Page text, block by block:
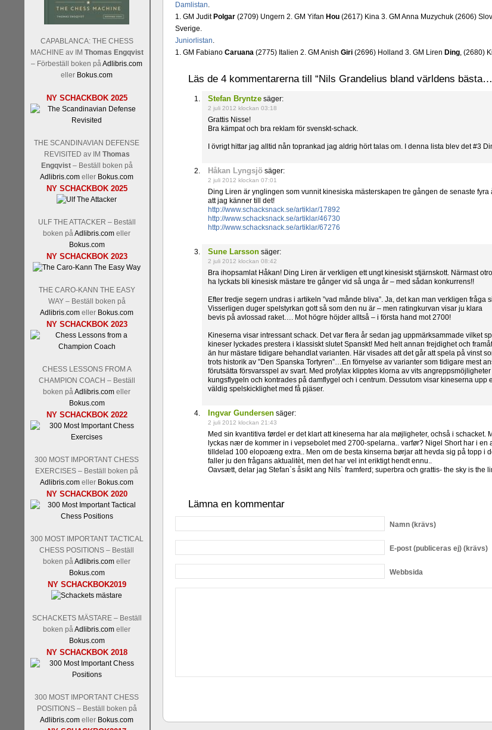
CAPABLANCA: THE CHESS
MACHINE av IM Thomas Engqvist
– Förbeställ boken påAdlibris.com
eller Bokus.com
NY SCHACKBOK 2025
THE SCANDINAVIAN DEFENSE
REVISITED av IM Thomas
Engqvist– Beställ boken på
Adlibris.com eller Bokus.com
NY SCHACKBOK 2025
ULF THE ATTACKER – Beställ
boken påAdlibris.com eller
Bokus.com
NY SCHACKBOK 2023
THE CARO-KANN THE EASY
WAY – Beställ boken på
Adlibris.com eller Bokus.com
NY SCHACKBOK 2023
CHESS LESSONS FROM A
CHAMPION COACH – Beställ
boken påAdlibris.com eller
Bokus.com
NY SCHACKBOK 2022
300 MOST IMPORTANT CHESS
EXERCISES – Beställ boken på
Adlibris.com eller Bokus.com
NY SCHACKBOK 2020
300 MOST IMPORTANT TACTICAL
CHESS POSITIONS – Beställ
boken påAdlibris.com eller
Bokus.com
NY SCHACKBOK2019
SCHACKETS MÄSTARE – Beställ
boken påAdlibris.com eller
Bokus.com
NY SCHACKBOK 2018
300 MOST IMPORTANT CHESS
POSITIONS – Beställ boken på
Adlibris.com eller Bokus.com
Damlistan.
1. GM Judit Polgar(2709) Ungern 2. GM Yifan Hou(2617) Kina 3. GM Anna Muzychuk (2606)
Sverige.
Juniorlistan.
1. GM Fabiano Caruana (2775) Italien 2. GM Anish Giri(2696) Holland 3. GM Liren Ding, (2680)
Läs de 4 kommentarerna till “Nils Grandelius bland världens
Stefan Bryntzesäger:
2 juli 2012 klockan 03:18
Grattis Nisse!
Bra kämpat och bra reklam för svenskt-schack.
I övrigt hittar jag alltid nån toprankad jag aldrig hört talas om. I denna lista blev det #3
Håkan Lyngsjösäger:
2 juli 2012 klockan 07:01
Ding Liren är ynglingen som vunnit kinesiska mästerskapen tre gången de senaste
att jag känner till det!
http://www.schacksnack.se/artiklar/17892
http://www.schacksnack.se/artiklar/46730
http://www.schacksnack.se/artiklar/67276
Sune Larssonsäger:
2 juli 2012 klockan 08:42
Bra ihopsamlat Håkan! Ding Liren är verkligen ett ungt kinesiskt stjärnskott. Närmast
ha lyckats bli kinesisk mästare tre gånger vid så unga år – med sådan konkurrens!!
Efter tredje segern undras i artikeln ”vad månde bliva”. Ja, det kan man verkligen fråga
Visserligen duger spelstyrkan gott så som den nu är – men ratingkurvan visar ju klara
bevis på avlossad raket…. Mot högre höjder alltså – i första hand mot 2700!
Kineserna visar intressant schack. Det var flera år sedan jag uppmärksammade vilket
kineser lyckades prestera i klassiskt slutet Spanskt! Med helt annan frejdighet och
än hur mästare tidigare behandlat varianten. Här visades att det går att spela på vinst
trots historik av ”Den Spanska Tortyren”…En förnyelse av varianter som tidigare mest
förutsätta försvarsspel av svart. Med profylax klipptes klorna av vits angreppsmöjligheter
kungsflygeln och kontrades på damflygel och i centrum. Dessutom visar kineserna upp
väldig spelskicklighet med få pjäser.
Ingvar Gundersensäger:
2 juli 2012 klockan 21:43
Med sin kvantitiva førdel er det klart att kineserna har ala møjligheter, ochså i schacket.
lyckas nær de kommer in i vepsebolet med 2700-spelarna.. varfør? Nigel Short har i en
tilldelad 100 elopoæng extra.. Men om de besta kinserna børjar att hevda sig på topp i
faller ju den frågans aktualitèt, men det har vel int eriktigt hendt ennu..
Oavsætt, delar jag Stefan`s åsikt ang Nils` framferd; superbra och grattis- the sky is the
Lämna en kommentar
Namn(krävs)
E-post(publiceras ej) (krävs)
Webbsida